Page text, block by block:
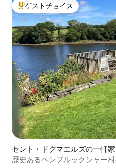
大好評のゲストチョイスです。
ゲストチョイス
セント・ドグマエルズの一軒家
歴史あるペンブルックシャー